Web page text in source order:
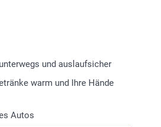
und auslaufsicher
warm und Ihre Hände
Autos